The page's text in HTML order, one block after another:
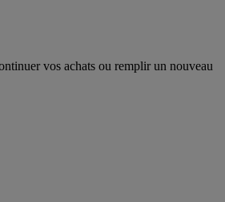
vos achats ou remplir un nouveau